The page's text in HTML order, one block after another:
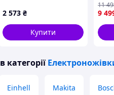
АКУМУЛЯТОРА) [4]
2 573 ₴
Купити
9
11
в категорії
Einhell Makita